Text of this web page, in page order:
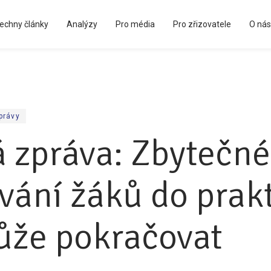
články Analýzy Pro média Pro zřizovatele O nás
zpráva: Zbytečné
žáků do
pokračovat